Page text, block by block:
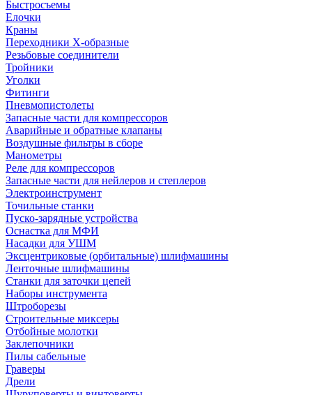
Быстросъемы
Елочки
Краны
Переходники Х-образные
Резьбовые соединители
Тройники
Уголки
Фитинги
Пневмопистолеты
Запасные части для компрессоров
Аварийные и обратные клапаны
Воздушные фильтры в сборе
Манометры
Реле для компрессоров
Запасные части для нейлеров и степлеров
Электроинструмент
Точильные станки
Пуско-зарядные устройства
Оснастка для МФИ
Насадки для УШМ
Эксцентриковые (орбитальные) шлифмашины
Ленточные шлифмашины
Станки для заточки цепей
Наборы инструмента
Штроборезы
Строительные миксеры
Отбойные молотки
Заклепочники
Пилы сабельные
Граверы
Дрели